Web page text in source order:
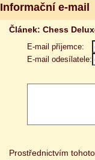
Informační e-mail
Článek: Chess
E-mail příjemce:
E-mail odesílatele:
Prostřednictvím